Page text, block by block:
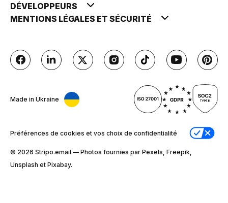
DÉVELOPPEURS
MENTIONS LÉGALES ET SÉCURITÉ
Made in Ukraine
Préférences de cookies et vos choix de confidentialité
© 2026 Stripо.email — Photos fournies par Pexels, Freepik,
Unsplash et Pixabay.